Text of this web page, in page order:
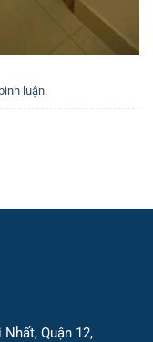
luận.
Quận 12,